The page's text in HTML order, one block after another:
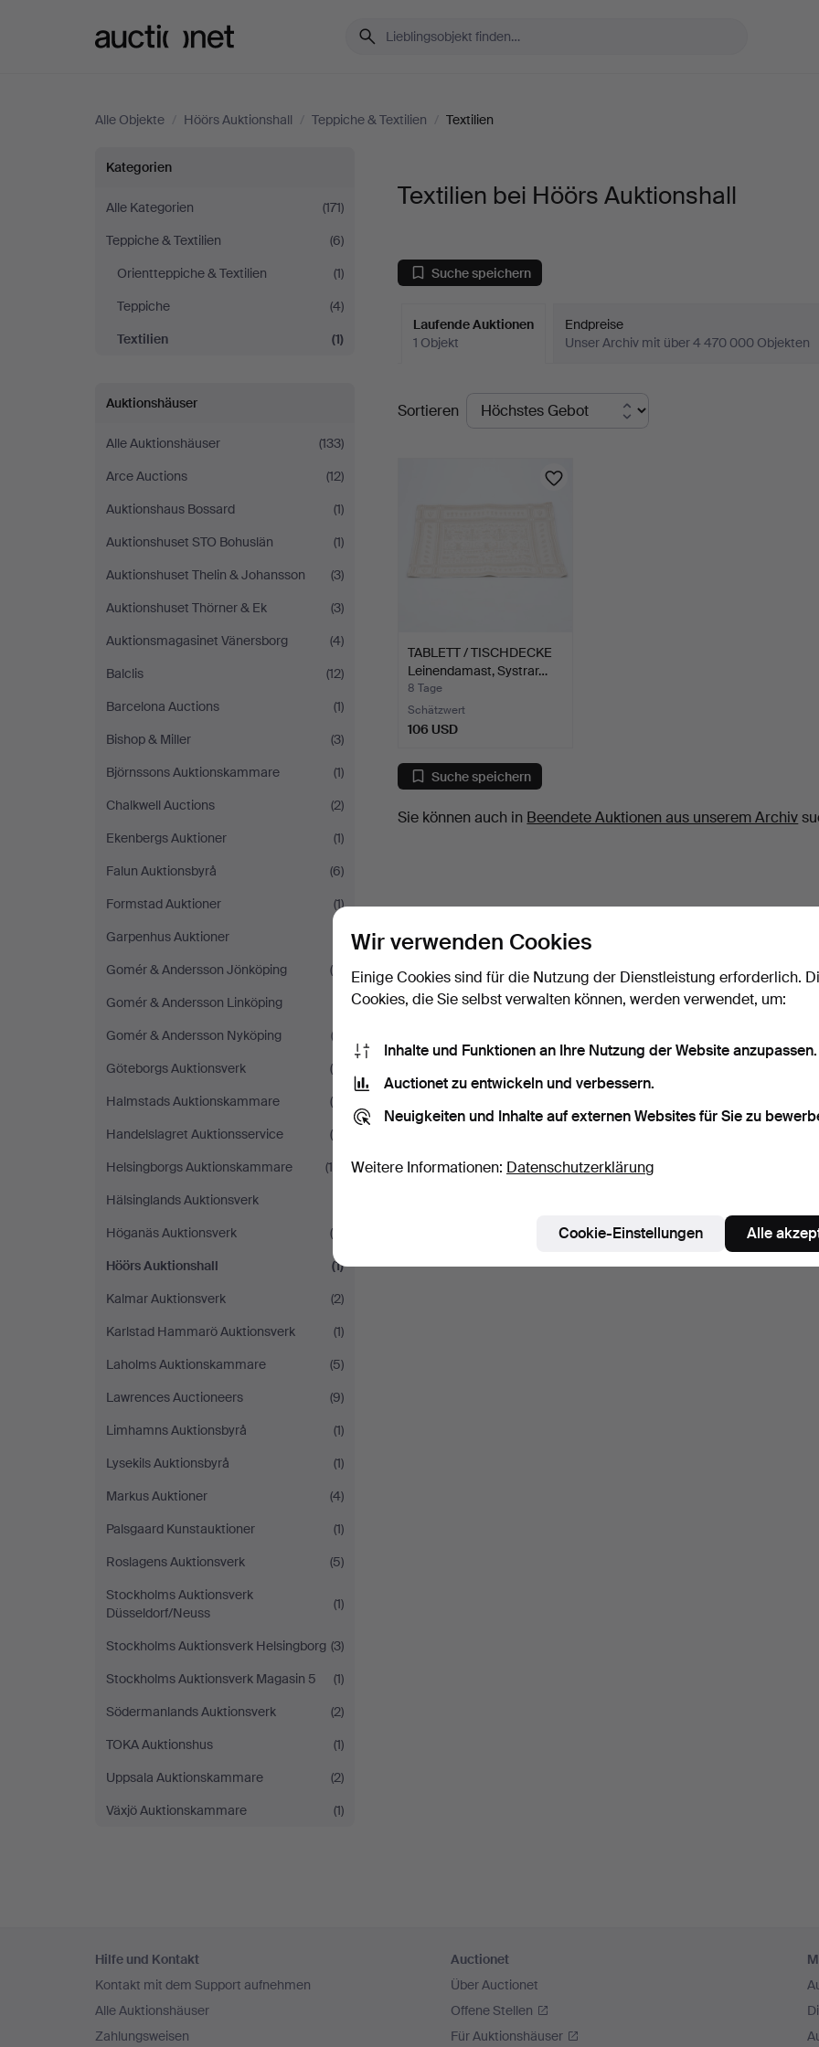
Alle Objekte / Höörs Auktionshall / Teppiche & Textilien / Textilien
Textilien
bei
Höörs
Auktionshall
Kategorien
Alle Kategorien
(171)
Teppiche & Textilien
(6)
Orientteppiche & Textilien
(1)
Teppiche
(4)
Textilien
(1)
Auktionshäuser
Alle Auktionshäuser
(133)
Arce Auctions
(12)
Auktionshaus Bossard
(1)
Auktionshuset STO Bohuslän
(1)
Auktionshuset Thelin & Johansson
(3)
Auktionshuset Thörner & Ek
(3)
Auktionsmagasinet Vänersborg
(4)
Balclis
(12)
Barcelona Auctions
(1)
Bishop & Miller
(3)
Björnssons Auktionskammare
(1)
Chalkwell Auctions
(2)
Ekenbergs Auktioner
(1)
Falun Auktionsbyrå
(6)
Formstad Auktioner
(1)
Garpenhus Auktioner
Gomér & Andersson Jönköping
(4)
Gomér & Andersson Linköping
Gomér & Andersson Nyköping
(3)
Göteborgs Auktionsverk
(4)
Halmstads Auktionskammare
(5)
Handelslagret Auktionsservice
(4)
Helsingborgs Auktionskammare
(14)
Hälsinglands Auktionsverk
Höganäs Auktionsverk
(4)
Höörs Auktionshall
(1)
Kalmar Auktionsverk
(2)
Karlstad Hammarö Auktionsverk
(1)
Laholms Auktionskammare
(5)
Lawrences Auctioneers
(9)
Limhamns Auktionsbyrå
(1)
Lysekils Auktionsbyrå
(1)
Markus Auktioner
(4)
Palsgaard Kunstauktioner
(1)
Roslagens Auktionsverk
(5)
Stockholms Auktionsverk
Düsseldorf/Neuss
(1)
Stockholms Auktionsverk Helsingborg (3)
Stockholms Auktionsverk Magasin 5
(1)
Södermanlands Auktionsverk
(2)
TOKA Auktionshus
(1)
Uppsala Auktionskammare
(2)
Växjö Auktionskammare
(1)
Textilien bei Höörs Auktionshall
Suche speichern
Laufende Auktionen
1 Objekt
Endpreise
Unser Archiv mit über 4 470 000 Objekten
Laufende
Auktionen
Sortieren
TABLETT / TISCHDECKE
Leinendamast, Systrar…
8 Tage
Schätzwert
106 USD
Suche speichern
Sie können auch in Beendete Auktionen aus unserem Archiv
Navigation
Hilfe und Kontakt
Kontakt mit dem Support aufnehmen
Alle Auktionshäuser
Zahlungsweisen
Auctionet
Über Auctionet
Offene Stellen
Für Auktionshäuser
Wir verwenden Cookies
Einige Cookies sind für die Nutzung der Dienstleistung erforderlich.
Cookies, die Sie selbst verwalten können, werden verwendet, um:
Inhalte und Funktionen an Ihre Nutzung der Website anzupassen.
Auctionet zu entwickeln und verbessern.
Neuigkeiten und Inhalte auf externen Websites für Sie zu
Weitere Informationen: Datenschutzerklärung
Cookie-Einstellungen Alle